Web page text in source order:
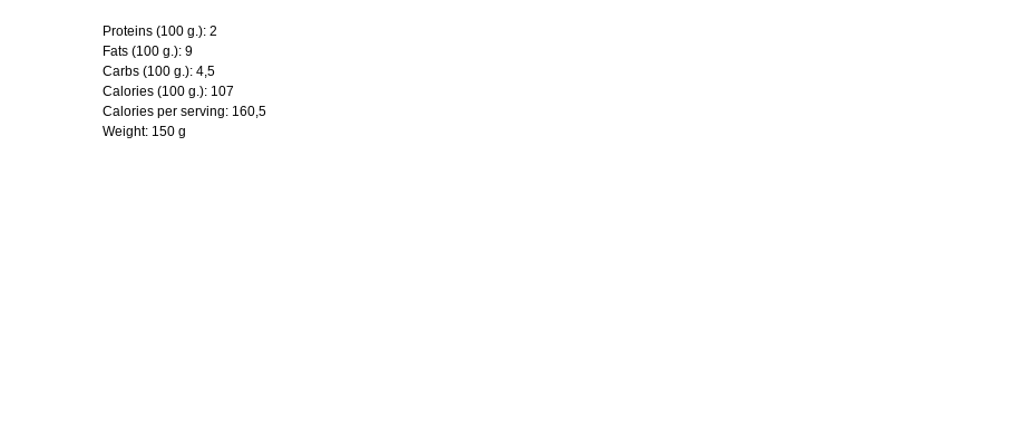
Proteins (100 g.): 2
Fats (100 g.): 9
Carbs (100 g.): 4,5
Calories (100 g.): 107
Calories per serving: 160,5
Weight: 150 g